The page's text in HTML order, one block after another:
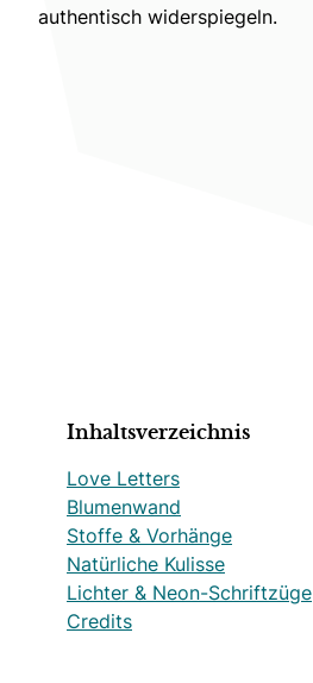
authentisch widerspiegeln.
Inhaltsverzeichnis
Love Letters
Blumenwand
Stoffe & Vorhänge
Natürliche Kulisse
Lichter & Neon-Schriftzüge
Credits